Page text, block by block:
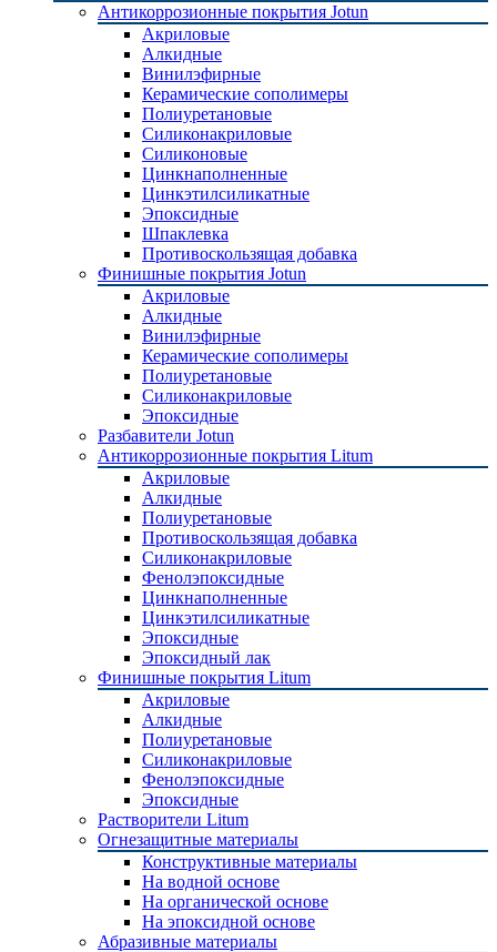
Антикоррозионные покрытия Jotun
Акриловые
Алкидные
Винилэфирные
Керамические сополимеры
Полиуретановые
Силиконакриловые
Силиконовые
Цинкнаполненные
Цинкэтилсиликатные
Эпоксидные
Шпаклевка
Противоскользящая добавка
Финишные покрытия Jotun
Акриловые
Алкидные
Винилэфирные
Керамические сополимеры
Полиуретановые
Силиконакриловые
Эпоксидные
Разбавители Jotun
Антикоррозионные покрытия Litum
Акриловые
Алкидные
Полиуретановые
Противоскользящая добавка
Силиконакриловые
Фенолэпоксидные
Цинкнаполненные
Цинкэтилсиликатные
Эпоксидные
Эпоксидный лак
Финишные покрытия Litum
Акриловые
Алкидные
Полиуретановые
Силиконакриловые
Фенолэпоксидные
Эпоксидные
Растворители Litum
Огнезащитные материалы
Конструктивные материалы
На водной основе
На органической основе
На эпоксидной основе
Абразивные материалы